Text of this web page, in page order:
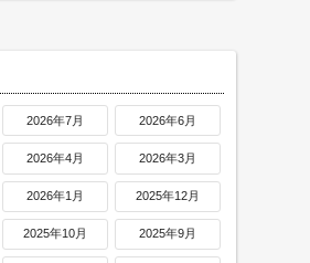
2026年7月 2026年6月
2026年4月 2026年3月
2026年1月 2025年12月
2025年10月 2025年9月